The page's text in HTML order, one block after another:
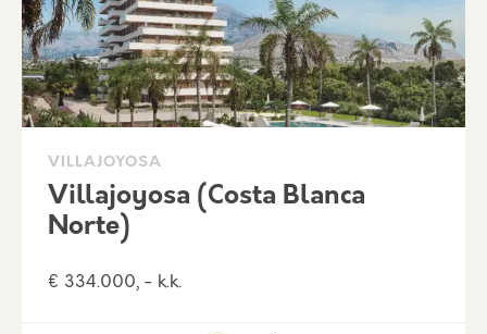
VILLAJOYOSA
Villajoyosa (Costa Blanca
Norte)
€ 334.000, - k.k.